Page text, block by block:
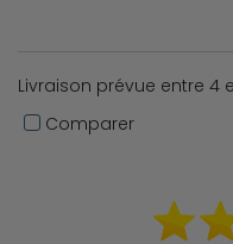
Livraison prévue entre 4
Comparer